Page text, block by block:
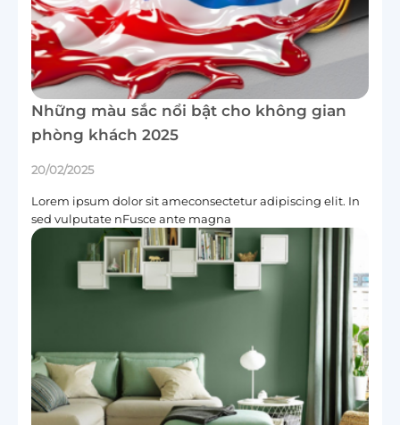
Những màu sắc nổi bật cho không gian
phòng khách 2025
20/02/2025
Lorem ipsum dolor sit ameconsectetur adipiscing elit. In
sed vulputate nFusce ante magna